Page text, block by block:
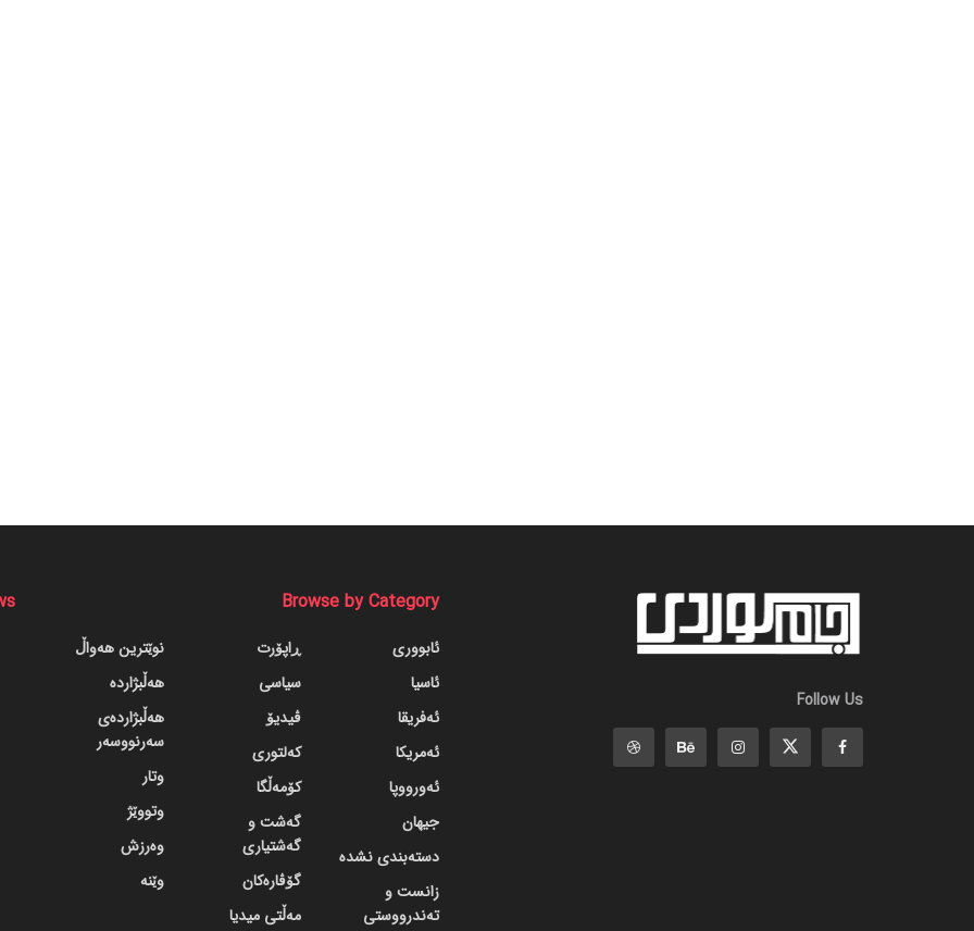
Follow Us
Browse by Category
ئابووری
ئاسیا
ئەفریقا
ئەمریکا
ئەورووپا
جیهان
دسته‌بندی نشده
زانست و
تەندرووستی
ڕاپۆرت
سیاسی
ڤیدیۆ
کەلتوری
کۆمەڵگا
گه‌شت و
گه‌شتیاری
گۆڤاره‌کان
مەڵتی میدیا
نوێترین هەواڵ
هەڵبژاردە
هەڵبژاردەی
سەرنووسەر
وتار
وتووێژ
وەرزش
وێنە